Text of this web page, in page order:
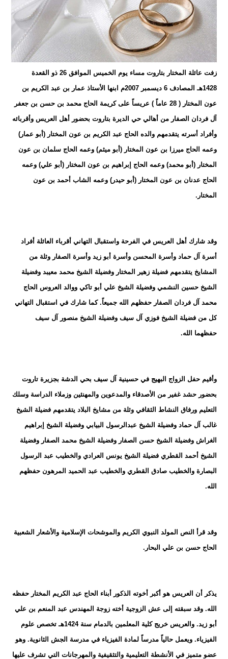
زفت عائلة المختار بتاروت مساء يوم الخميس الموافق 26 ذو القعدة
1428هـ المصادف 6 ديسمبر 2007م ابنها الأستاذ عمار بن عبد الكريم بن
عون المختار ( 28 عاماً ) عريساً على كريمة الحاج محمد بن حسن بن جعفر
آل فردان الصفار من أهالي حي الديرة بتاروت بحضور أهل العريس وأقربائه
وأفراد أسرته يتقدمهم والده الحاج عبد الكريم بن عون المختار (أبو عمار)
وعمه الحاج ميرزا بن عون المختار (أبو ميثم) وعمه الحاج سلمان بن عون
المختار (أبو محمد) وعمه الحاج إبراهيم بن عون المختار (أبو علي) وعمه
الحاج عدنان بن عون المختار (أبو حيدر) وعمه الشاب أحمد بن عون
المختار.
وقد شارك أهل العريس في الفرحة واستقبال التهاني أقرباء العائلة أفراد
أسرة آل حماد وأسرة المحسن وأسرة أبو زيد وأسرة الصفار وثلة من
المشايخ يتقدمهم فضيلة زهير المختار وفضيلة الشيخ محمد معيبد وفضيلة
الشيخ حسين النشمي وفضيلة الشيخ علي أبو تاكي ووالد العروس الحاج
محمد آل فردان الصفار حفظهم الله جميعاً. كما شارك في استقبال التهاني
كل من فضيلة الشيخ فوزي آل سيف وفضيلة الشيخ منصور آل سيف
حفظهما الله.
وأقيم حفل الزواج البهيج في حسينية آل سيف بحي الدشة بجزيرة تاروت
بحضور حشد غفير من الأصدقاء والمدعوين والمهنئين وزملاء الدراسة وسلك
التعليم ورفاق النشاط الثقافي وثلة من مشايخ البلاد يتقدمهم فضيلة الشيخ
غالب آل حماد وفضيلة الشيخ عبدالرسول البيابي وفضيلة الشيخ إبراهيم
الغراش وفضيلة الشيخ حسن الصفار وفضيلة الشيخ محمد الصفار وفضيلة
الشيخ أحمد القطري فضيلة الشيخ يونس العرادي والخطيب عبد الرسول
البصارة والخطيب صادق القطري والخطيب عبد الحميد المرهون حفظهم
الله.
وقد قرأ النص المولد النبوي الكريم والموشحات الإسلامية والأشعار الشعبية
الحاج حسن بن علي البحار.
يذكر أن العريس هو أكبر أخوته الذكور أبناء الحاج عبد الكريم المختار حفظه
الله. وقد سبقته إلى عش الزوجية أخته زوجة المهندس عبد المنعم بن علي
أبو زيد. والعريس خريج كلية المعلمين بالدمام سنة 1424هـ تخصص علوم
الفيزياء. ويعمل حالياً مدرساً لمادة الفيزياء في مدرسة الجش الثانوية. وهو
عضو متميز في الأنشطة التعليمية والتثقيفية والمهرجانات التي تشرف عليها